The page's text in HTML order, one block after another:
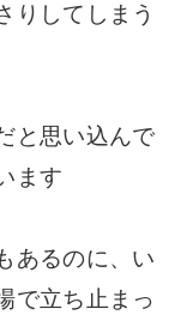
りしてしまう
と思い込んで
ます
あるのに、い
で立ち止まっ